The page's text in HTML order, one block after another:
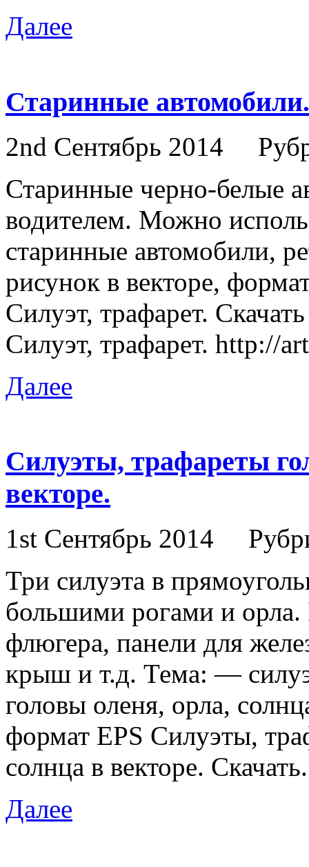
Далее
Старинные
2nd Сентябрь 2014
Старинные черно-белые
водителем. Можно
старинные автомобили,
рисунок в векторе,
Силуэт, трафарет.
Силуэт, трафарет. http://
Далее
Силуэты, трафареты
векторе.
1st Сентябрь 2014
Три силуэта в
большими рогами и орла.
флюгера, панели для
крыш и т.д. Тема: —
головы оленя, орла,
формат EPS Силуэты,
солнца в векторе.
Далее